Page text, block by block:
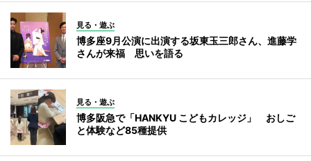
見る・遊ぶ
博多座9月公演に出演する坂東玉三郎さん、進藤学
さんが来福 思いを語る
見る・遊ぶ
博多阪急で「HANKYU こどもカレッジ」 おしご
と体験など85種提供